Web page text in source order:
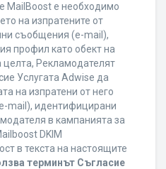
MailBoost е необходимо
на изпратените от
съобщения (e-mail),
профил като обект на
Рекламодателят
Услугата Adwise да
на изпратени от него
mail), идентифицирани
в кампанията за
DKIM
в текста на настоящите
терминът Съгласие